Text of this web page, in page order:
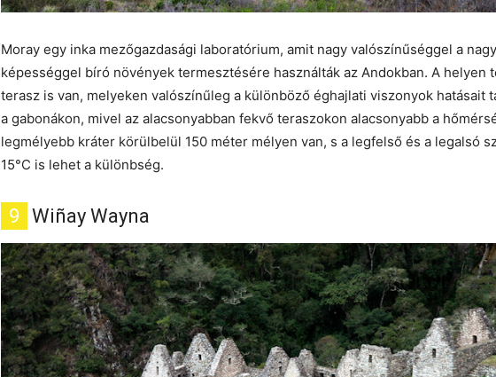
Moray egy inka mezőgazdasági laboratórium, amit nagy valószínűséggel a
képességgel bíró növények termesztésére használták az Andokban. A helyen
terasz is van, melyeken valószínűleg a különböző éghajlati viszonyok hatásait
a gabonákon, mivel az alacsonyabban fekvő teraszokon alacsonyabb a
legmélyebb kráter körülbelül 150 méter mélyen van, s a legfelső és a legalsó
15°C is lehet a különbség.
9 Wiñay Wayna